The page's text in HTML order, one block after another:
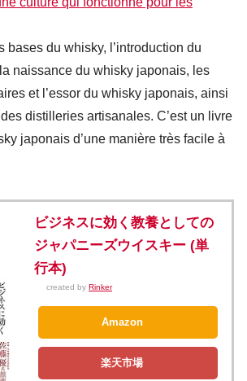
bases du whisky, l’introduction du
naissance du whisky japonais, les
et l’essor du whisky japonais, ainsi
distilleries artisanales. C’est un livre
japonais d’une manière très facile à
ビジネスに効く教養としての
ジャパニーズウイスキー (単
行本)
created by Rinker
Amazon
楽天市場